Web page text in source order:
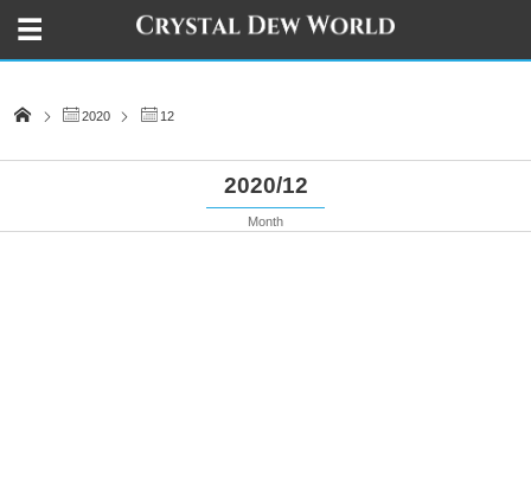
2020 12
2020/12
Month